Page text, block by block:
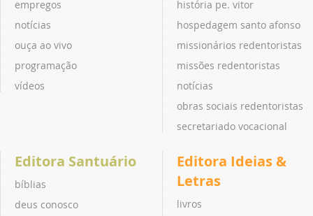
empregos
notícias
ouça ao vivo
programação
vídeos
história pe. vitor
hospedagem santo afonso
missionários redentoristas
missões redentoristas
notícias
obras sociais redentoristas
secretariado vocacional
Editora Santuário
bíblias
deus conosco
Editora Ideias &
Letras
livros